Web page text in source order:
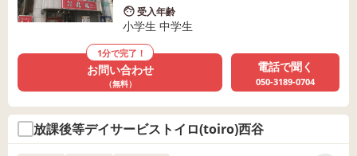
受入年齢
小学生 中学生
1分で完了！
お問い合わせ
（無料）
電話で聞く
050-3189-0704
放課後等デイサービストイロ(toiro)西谷